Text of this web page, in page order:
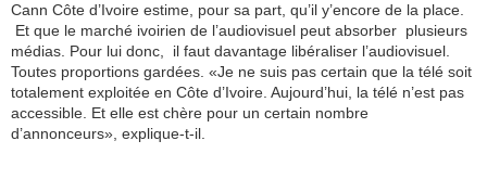
Cann Côte d’Ivoire estime, pour sa part, qu’il y’encore de la place.
Et que le marché ivoirien de l’audiovisuel peut absorber plusieurs
médias. Pour lui donc, il faut davantage libéraliser l’audiovisuel.
Toutes proportions gardées. «Je ne suis pas certain que la télé soit
totalement exploitée en Côte d’Ivoire. Aujourd’hui, la télé n’est pas
accessible. Et elle est chère pour un certain nombre
d’annonceurs», explique-t-il.